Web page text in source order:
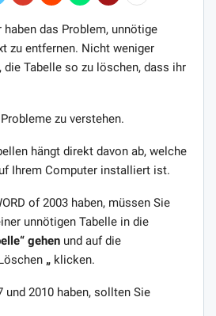
haben das Problem, unnötige
zu entfernen. Nicht weniger
die Tabelle so zu löschen, dass ihr
zu verstehen.
hängt direkt davon ab, welche
Ihrem Computer installiert ist.
of 2003 haben, müssen Sie
unnötigen Tabelle in die
gehen und auf die
„ klicken.
und 2010 haben, sollten Sie